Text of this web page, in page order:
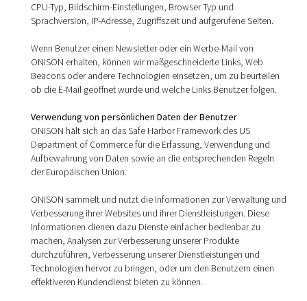
CPU-Typ, Bildschirm-Einstellungen, Browser Typ und
Sprachversion, IP-Adresse, Zugriffszeit und aufgerufene Seiten.
Wenn Benutzer einen Newsletter oder ein Werbe-Mail von
ONISON erhalten, können wir maßgeschneiderte Links, Web
Beacons oder andere Technologien einsetzen, um zu beurteilen
ob die E-Mail geöffnet wurde und welche Links Benutzer folgen.
Verwendung von persönlichen Daten der Benutzer
ONISON hält sich an das Safe Harbor Framework des US
Department of Commerce für die Erfassung, Verwendung und
Aufbewahrung von Daten sowie an die entsprechenden Regeln
der Europäischen Union.
ONISON sammelt und nutzt die Informationen zur Verwaltung und
Verbesserung ihrer Websites und ihrer Dienstleistungen. Diese
Informationen dienen dazu Dienste einfacher bedienbar zu
machen, Analysen zur Verbesserung unserer Produkte
durchzuführen, Verbesserung unserer Dienstleistungen und
Technologien hervor zu bringen, oder um den Benutzern einen
effektiveren Kundendienst bieten zu können.